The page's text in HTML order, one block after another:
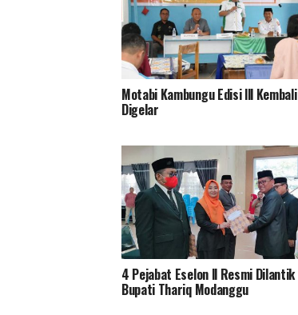
Motabi Kambungu Edisi lll Kembali
Digelar
4 Pejabat Eselon ll Resmi Dilantik
Bupati Thariq Modanggu